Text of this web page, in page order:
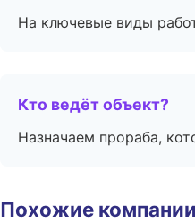
На ключевые виды
Кто ведёт объект?
Назначаем прораба,
Похожие